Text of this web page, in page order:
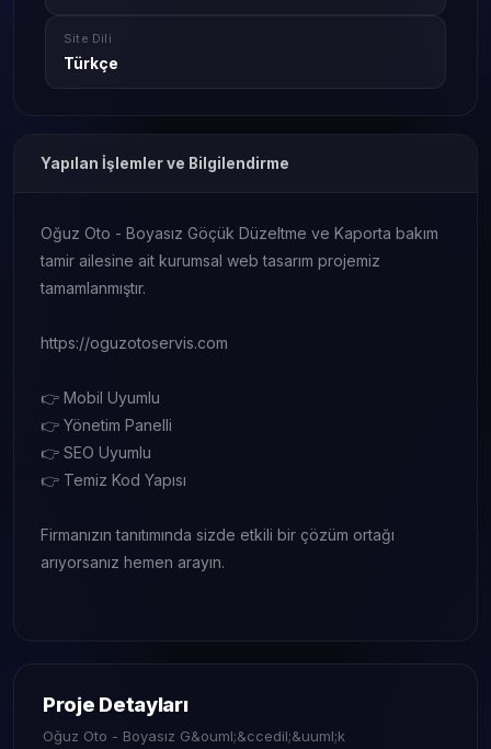
Site Dili
Türkçe
Yapılan İşlemler ve Bilgilendirme
Oğuz Oto - Boyasız Göçük Düzeltme ve Kaporta bakım
tamir ailesine ait kurumsal web tasarım projemiz
tamamlanmıştır.
https://oguzotoservis.com
👉 Mobil Uyumlu
👉 Yönetim Panelli
👉 SEO Uyumlu
👉 Temiz Kod Yapısı
Firmanızın tanıtımında sizde etkili bir çözüm ortağı
arıyorsanız hemen arayın.
Proje Detayları
Oğuz Oto - Boyasız G&ouml;&ccedil;&uuml;k